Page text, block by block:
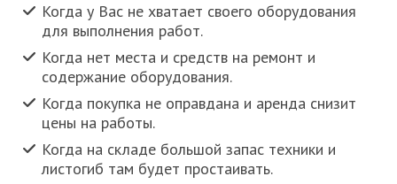
Когда у Вас не хватает своего оборудования
для выполнения работ.
Когда нет места и средств на ремонт и
содержание оборудования.
Когда покупка не оправдана и аренда снизит
цены на работы.
Когда на складе большой запас техники и
листогиб там будет простаивать.